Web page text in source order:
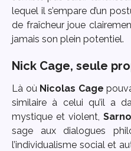
lequel il s’empare d’un
de fraîcheur joue
jamais son plein potentiel.
Nick Cage, seule
Là où Nicolas Cage
similaire à celui qu’il a
mystique et violent,
sage aux dialogues
l’individualisme social et